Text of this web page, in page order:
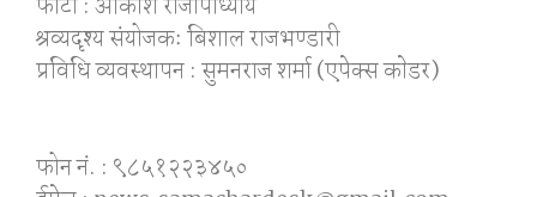
फोटो : आकाश राजोपाध्याय
श्रव्यदृश्य संयोजकः बिशाल राजभण्डारी
प्रविधि व्यवस्थापन : सुमनराज शर्मा (एपेक्स काेडर)
फोन नं. : ९८५१२२३४५०